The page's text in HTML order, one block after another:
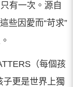
有一次。源自
些因愛而“苛求”
（每個孩
子更是世界上獨